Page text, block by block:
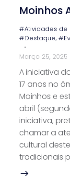
Moinhos
#Atividades de
#Destaque,
Março 25, 2025
A iniciativa
17 anos no
Moinhos e
abril
iniciativa,
chamar a
cultural
tradicionais